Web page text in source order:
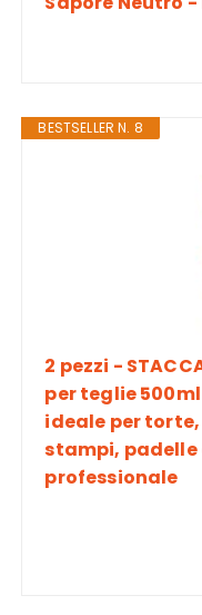
BESTSELLER N. 8
2 pezzi -
per teglie
ideale per
stampi, padelle
professionale